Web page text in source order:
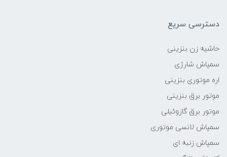
دسترسی سریع
حاشیه زن بنزینی
سمپاش شارژی
اره موتوری بنزینی
موتور برق بنزینی
موتور برق گازوئیلی
سمپاش لانسی موتوری
سمپاش زنبه ای